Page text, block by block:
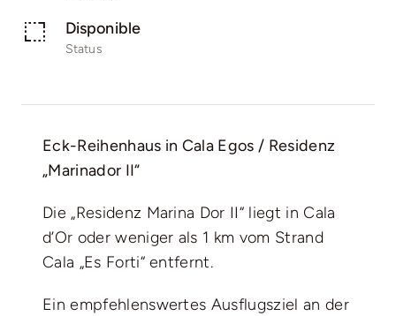
Disponible
Status
Eck-Reihenhaus in Cala Egos / Residenz
„Marinador II“
Die „Residenz Marina Dor II“ liegt in Cala
d’Or oder weniger als 1 km vom Strand
Cala „Es Forti“ entfernt.
Ein empfehlenswertes Ausflugsziel an der